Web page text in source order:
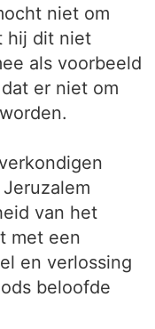
niet om
hij dit niet
als voorbeeld
er niet om
van het
met een
en verlossing
beloofde